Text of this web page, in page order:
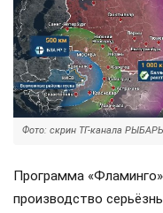
Фото: скрин ТГ-канала РЫБАРЬ
Программа
производство